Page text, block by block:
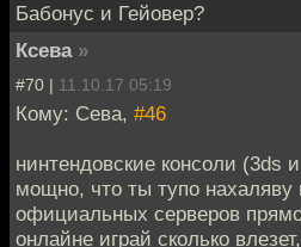
Бабонус и Гейовер?
Ксева »
#70 | 11.10.17 05:19
Кому: Сева, #46
нинтендовские консоли (3ds
мощно, что ты тупо нахаляву
официальных серверов
онлайне играй сколько